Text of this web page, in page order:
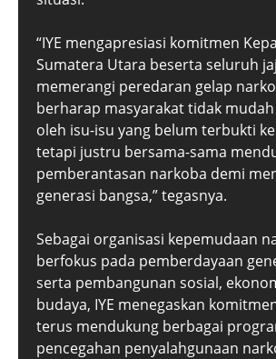
“IYE mengapresiasi komitmen
Sumatera Utara beserta seluruh
memerangi peredaran gelap
berharap masyarakat tidak
oleh isu-isu yang belum terbukti
tetapi justru bersama-sama
pemberantasan narkoba demi
generasi bangsa,” tegasnya.
Sebagai organisasi kepemudaan
berfokus pada pemberdayaan
serta pembangunan sosial,
budaya, IYE menegaskan
terus mendukung berbagai
pencegahan penyalahgunaan